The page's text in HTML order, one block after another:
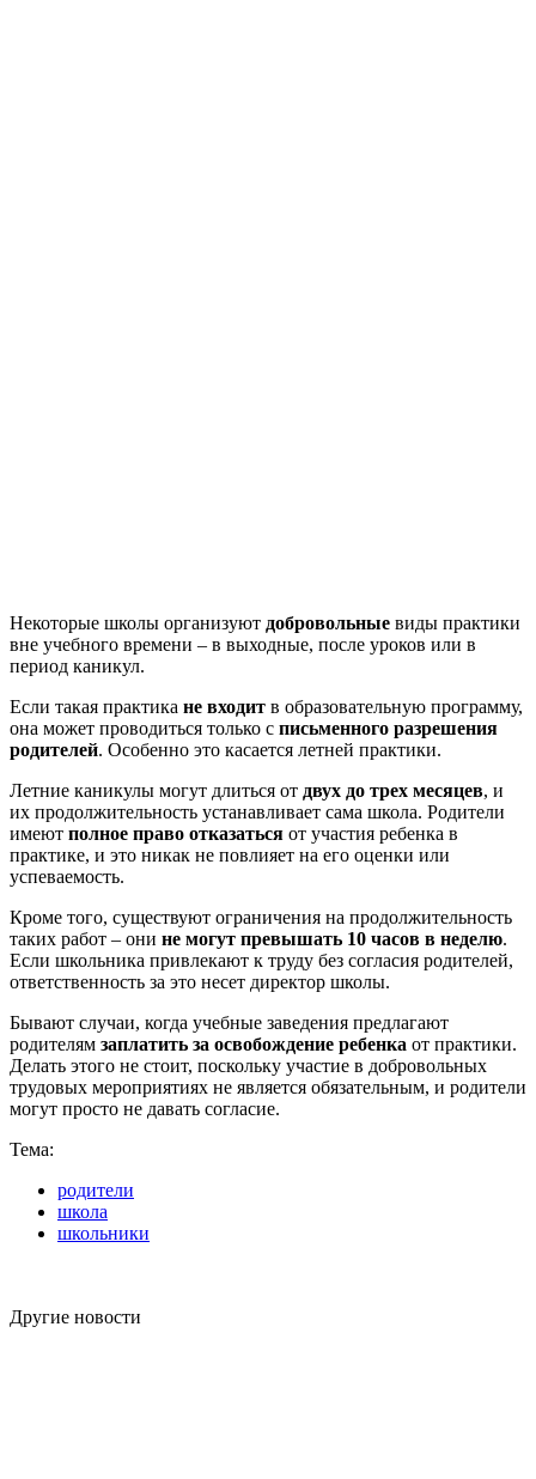
Некоторые школы организуют добровольные виды практики
вне учебного времени – в выходные, после уроков или в
период каникул.
Если такая практика не входит в образовательную программу,
она может проводиться только с письменного разрешения
родителей. Особенно это касается летней практики.
Летние каникулы могут длиться от двух до трех месяцев, и
их продолжительность устанавливает сама школа. Родители
имеют полное право отказаться от участия ребенка в
практике, и это никак не повлияет на его оценки или
успеваемость.
Кроме того, существуют ограничения на продолжительность
таких работ – они не могут превышать 10 часов в неделю.
Если школьника привлекают к труду без согласия родителей,
ответственность за это несет директор школы.
Бывают случаи, когда учебные заведения предлагают
родителям заплатить за освобождение ребенка от практики.
Делать этого не стоит, поскольку участие в добровольных
трудовых мероприятиях не является обязательным, и родители
могут просто не давать согласие.
Тема:
родители
школа
школьники
Другие новости